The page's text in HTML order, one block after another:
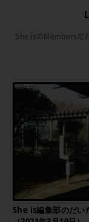
She isのMembersだ
She is編集部のだい